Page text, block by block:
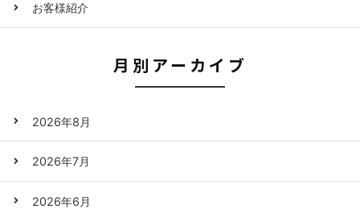
お客様紹介
月別アーカイブ
2026年8月
2026年7月
2026年6月